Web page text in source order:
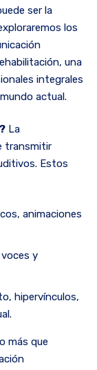
ser la
los
una
integrales
actual.
La
transmitir
Estos
animaciones
y
hipervínculos,
más que